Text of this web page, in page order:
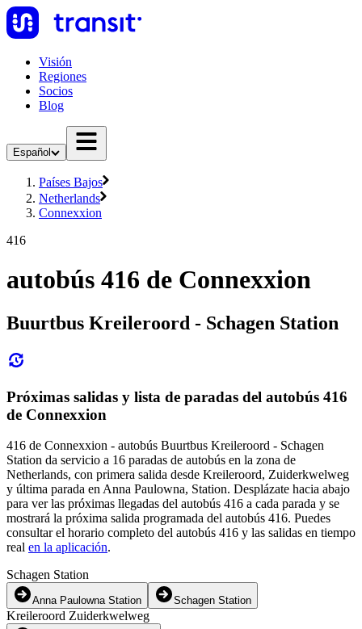
Visión
Regiones
Socios
Blog
Español
Países Bajos
Netherlands
Connexxion
416
autobús 416 de Connexxion
Buurtbus Kreileroord - Schagen Station
Próximas salidas y lista de paradas del autobús 416
de Connexxion
416 de Connexxion - autobús Buurtbus Kreileroord - Schagen
Station da servicio a 16 paradas de autobús en la zona de
Netherlands, con primera salida desde Kreileroord, Zuiderkwelweg
y última parada en Anna Paulowna, Station. Desplázate hacia abajo
para ver las próximas llegadas del autobús 416 a cada parada y se
mostrará la próxima salida programada del autobús 416. Puedes
consultar el horario completo del autobús 416 y las salidas en tiempo
real en la aplicación.
Schagen Station
Anna Paulowna Station Schagen Station
Kreileroord Zuiderkwelweg